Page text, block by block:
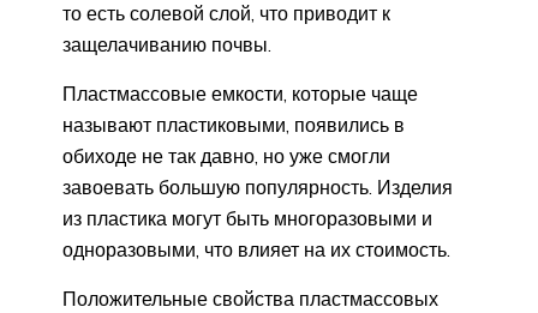
то есть солевой слой, что приводит к
защелачиванию почвы.
Пластмассовые емкости, которые чаще
называют пластиковыми, появились в
обиходе не так давно, но уже смогли
завоевать большую популярность. Изделия
из пластика могут быть многоразовыми и
одноразовыми, что влияет на их стоимость.
Положительные свойства пластмассовых